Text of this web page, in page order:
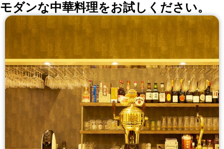
モダンな中華料理をお試しください。